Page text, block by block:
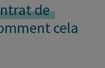
de
cela